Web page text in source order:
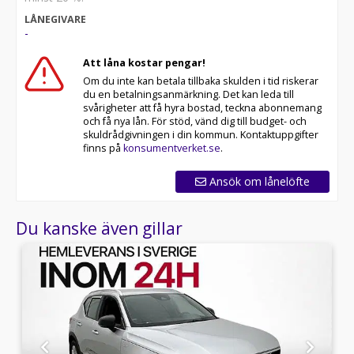
* 14 dagars helförsäkring via Folksam
* Över 10 tusen omdömen på Trustpilot
* Våra bilar är testade på över 100 punkter
* Kvalitetssäkrade bilar
Kontakta oss för mer information:
Telefontider:
Besökstider i butik:
RIDDERMARK BIL TRYGGHETSPAKET:
Skydda din bil med vårt trygghetspaket. Välj mellan 12-
hjuluppsättningar till bra priser. Gör ditt bilköp tryggt
och enkelt hos oss.
Med korta lagertider försvinner våra bilar snabbt! Ring
oss idag för att reservera din bil: 021-540 08 00. Vi
erbjuder även skräddarsydd finansiering och 14 dagars
fri försäkring från Folksam.
LÅNEGIVARE
-
Att låna kostar pengar!
Om du inte kan betala tillbaka skulden i tid riskerar
du en betalningsanmärkning. Det kan leda till
svårigheter att få hyra bostad, teckna abonnemang
och få nya lån. För stöd, vänd dig till budget- och
skuldrådgivningen i din kommun. Kontaktuppgifter
finns på konsumentverket.se.
Ansök om lånelöfte
Du kanske även gillar